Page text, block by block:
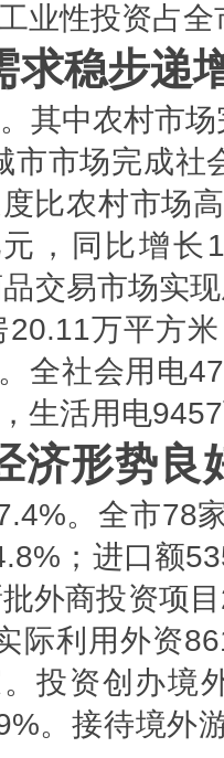
业性投资占全
求稳步递
。其中农村市
市市场完成社
度比农村市场高
，同比增长
交易市场实
20.11万平方
。全社会用电
生活用电9457
济形势良
。全市78
；进口额
外商投资项目
际利用外资
投资创办境
。接待境外